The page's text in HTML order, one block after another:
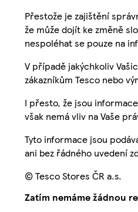
Přestože je zajištění
že může dojít ke změně
nespoléhat se pouze na
V případě jakýchkoliv
zákazníkům Tesco nebo
I přesto, že jsou
však nemá vliv na Vaše
Tyto informace jsou
ani bez řádného uvedení
© Tesco Stores ČR a.s.
Zatím nemáme žádnou